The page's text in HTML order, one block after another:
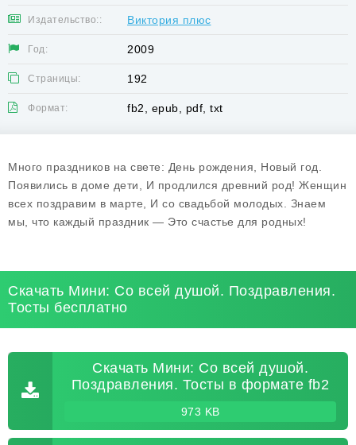
Издательство:: Виктория плюс
Год: 2009
Страницы: 192
Формат: fb2, epub, pdf, txt
Много праздников на свете: День рождения, Новый год.
Появились в доме дети, И продлился древний род! Женщин
всех поздравим в марте, И со свадьбой молодых. Знаем
мы, что каждый праздник — Это счастье для родных!
Скачать Мини: Со всей душой. Поздравления.
Тосты бесплатно
Скачать Мини: Со всей душой.
Поздравления. Тосты в формате fb2
973 KB